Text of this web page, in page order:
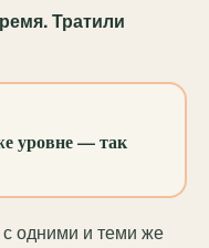
Тратили
уровне — так
одними и теми же